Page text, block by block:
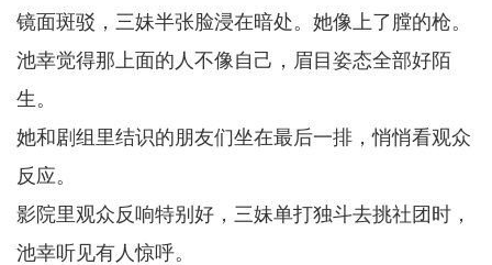
镜面斑驳，三妹半张脸浸在暗处。她像上了膛的枪。
池幸觉得那上面的人不像自己，眉目姿态全部好陌
生。
她和剧组里结识的朋友们坐在最后一排，悄悄看观众
反应。
影院里观众反响特别好，三妹单打独斗去挑社团时，
池幸听见有人惊呼。